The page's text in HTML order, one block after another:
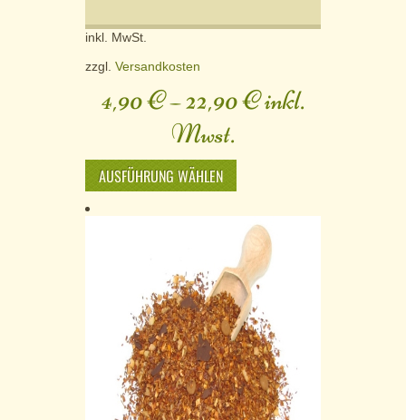
inkl. MwSt.
zzgl. Versandkosten
4,90€–22,90€inkl.
Mwst.
AUSFÜHRUNG WÄHLEN